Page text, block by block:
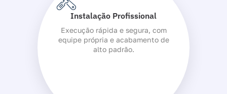
Instalação Profissional
Execução rápida e segura, com
equipe própria e acabamento de
alto padrão.